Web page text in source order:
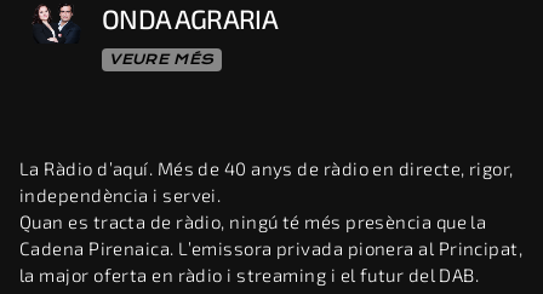
ONDA AGRARIA
VEURE MÉS
La Ràdio d’aquí. Més de 40 anys de ràdio en directe, rigor,
independència i servei.
Quan es tracta de ràdio, ningú té més presència que la
Cadena Pirenaica. L’emissora privada pionera al Principat,
la major oferta en ràdio i streaming i el futur del DAB.